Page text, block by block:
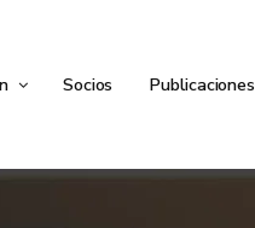
Socios